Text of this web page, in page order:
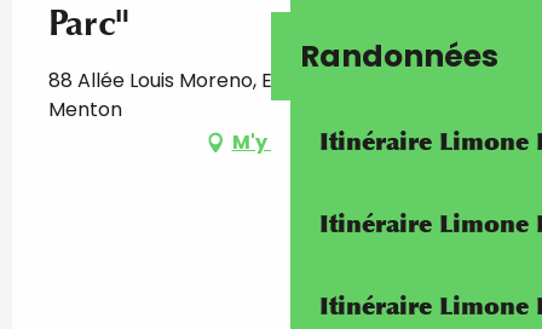
Randonnées
Itinéraire Limone
Itinéraire Limone
Itinéraire Limone
Parc"
88 Allée Louis Moreno, Eden Parc D2, 06500
Menton
M'y rendre